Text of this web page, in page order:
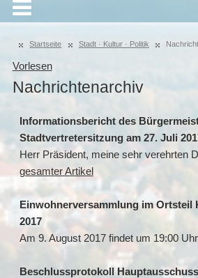
Startseite Stadt · Kultur · Politik
Vorlesen
Nachrichtenarchiv
Informationsbericht des
Stadtvertretersitzung am 27. Juli
Herr Präsident, meine sehr verehrten
gesamter Artikel
Einwohnerversammlung im Ortsteil
2017
Am 9. August 2017 findet um 19:00
Beschlussprotokoll Hauptausschuss